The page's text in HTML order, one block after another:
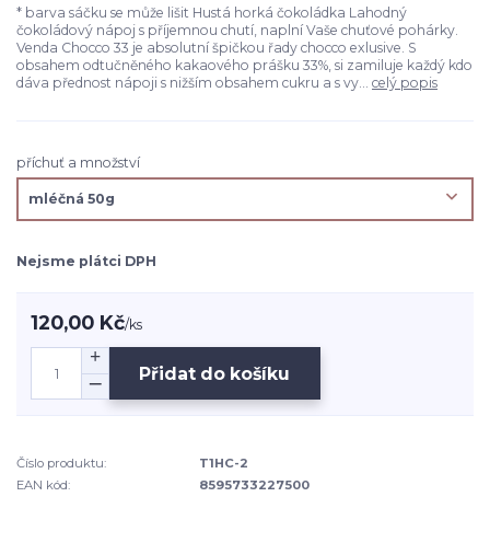
* barva sáčku se může lišit Hustá horká čokoládka Lahodný
čokoládový nápoj s příjemnou chutí, naplní Vaše chuťové pohárky.
Venda Chocco 33 je absolutní špičkou řady chocco exlusive. S
obsahem odtučněného kakaového prášku 33%, si zamiluje každý kdo
dáva přednost nápoji s nižším obsahem cukru a s vy... celý popis
příchuť a množství
Nejsme plátci DPH
120,00 Kč/ks
Přidat do košíku
Číslo produktu:
T1HC-2
EAN kód:
8595733227500